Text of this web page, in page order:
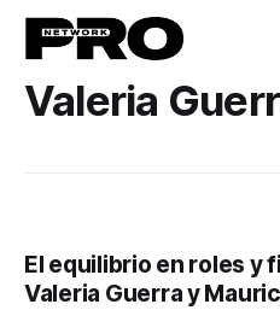
Valeria
El equilibrio en roles y
Valeria Guerra y